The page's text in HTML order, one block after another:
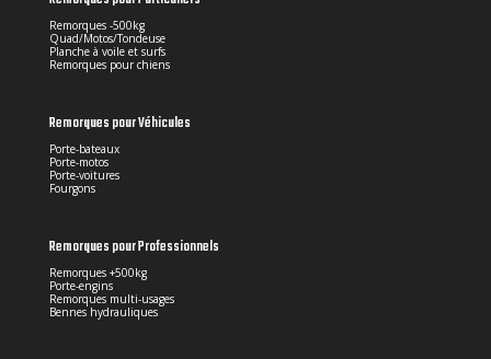
Remorques -500kg
Quad/Motos/Tondeuse
Planche à voile et surfs
Remorques pour chiens
Remorques pour Véhicules
Porte-bateaux
Porte-motos
Porte-voitures
Fourgons
Remorques pour Professionnels
Remorques +500kg
Porte-engins
Remorques multi-usages
Bennes hydrauliques